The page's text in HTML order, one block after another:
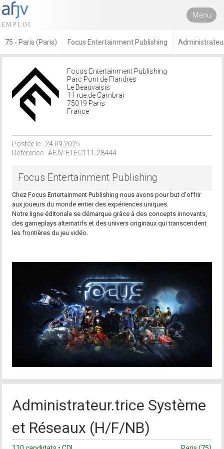
Menu
75 - Paris (Paris) Focus Entertainment Publishing
Focus Entertainment Publishing
Parc Pont de Flandres
Le Beauvaisis
11 rue de Cambrai
75019 Paris
France
Postée le : 24.09.2025
Référence : AFJV-ETEC111-28444
Focus Entertainment Publishing
Chez Focus Entertainment Publishing nous avons pour but d'offrir
aux joueurs du monde entier des expériences uniques.
Notre ligne éditoriale se démarque grâce à des concepts innovants,
des gameplays alternatifs et des univers originaux qui transcendent
les frontières du jeu vidéo.
Administrateur.trice Système
et Réseaux (H/F/NB)